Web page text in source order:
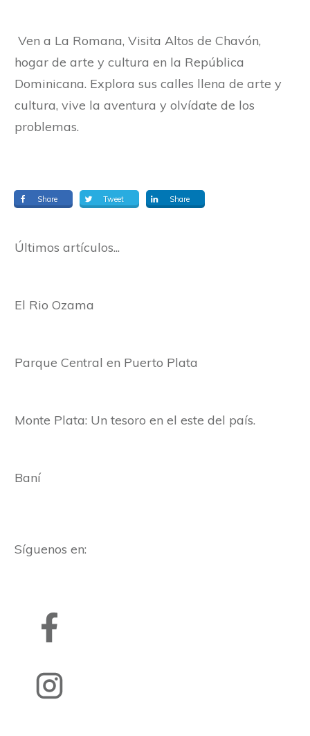
Ven a La Romana, Visita Altos de Chavón,
hogar de arte y cultura en la República
Dominicana. Explora sus calles llena de arte y
cultura, vive la aventura y olvídate de los
problemas.
Share Tweet Share
Últimos artículos...
El Rio Ozama
Parque Central en Puerto Plata
Monte Plata: Un tesoro en el este del país.
Baní
Síguenos en: